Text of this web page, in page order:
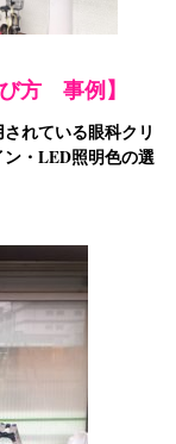
方 事例】
れている眼科クリ
・LED照明色の選